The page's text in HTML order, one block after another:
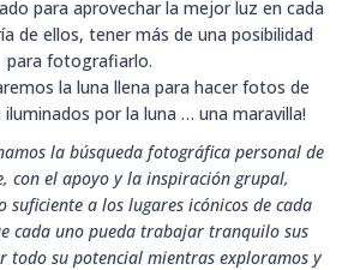
para aprovechar la mejor luz en cada
de ellos, tener más de una posibilidad
para fotografiarlo.
la luna llena para hacer fotos de
por la luna … una maravilla!
la búsqueda fotográfica personal de
con el apoyo y la inspiración grupal,
suficiente a los lugares icónicos de cada
cada uno pueda trabajar tranquilo sus
todo su potencial mientras exploramos y